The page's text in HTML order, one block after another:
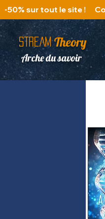
-50% sur tout le site !
STREAM Theory
Arche du savoir